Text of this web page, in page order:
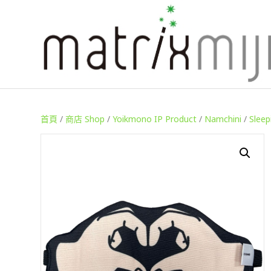
首頁 /商店 Shop /Yoikmono IP Product / Namchini /